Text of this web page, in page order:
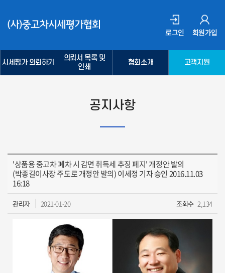
로그인 회원가입
시세평가 의뢰하기
의뢰서 목록 및
인쇄
협회소개 고객지원
공지사항
'상품용 중고차 폐차 시 감면 취득세 추징 폐지' 개정안 발의
(박종길이사장 주도로 개정안 발의) 이세정 기자 승인 2016.11.03
16:18
관리자 2021-01-20 조회수 2,134